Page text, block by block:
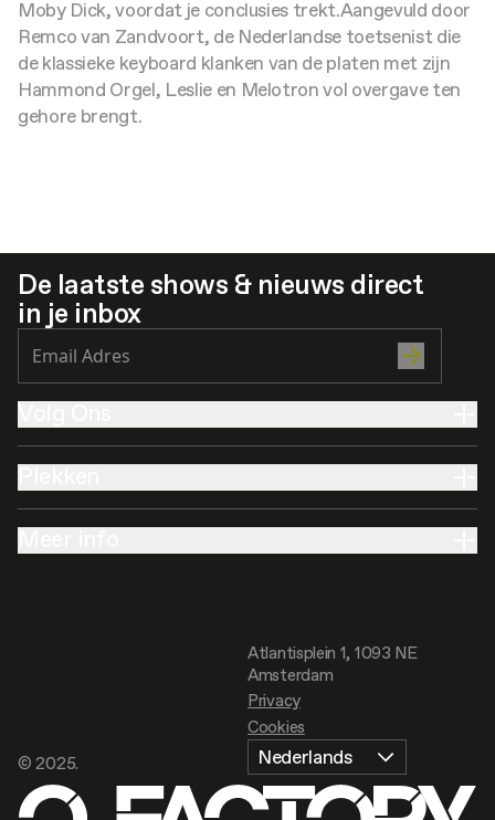
Moby Dick, voordat je conclusies trekt.Aangevuld door
Remco van Zandvoort, de Nederlandse toetsenist die
de klassieke keyboard klanken van de platen met zijn
Hammond Orgel, Leslie en Melotron vol overgave ten
gehore brengt.
De laatste shows & nieuws direct
in je inbox
© 2025.
Atlantisplein 1, 1093 NE
Amsterdam
Privacy
Cookies
Nederlands